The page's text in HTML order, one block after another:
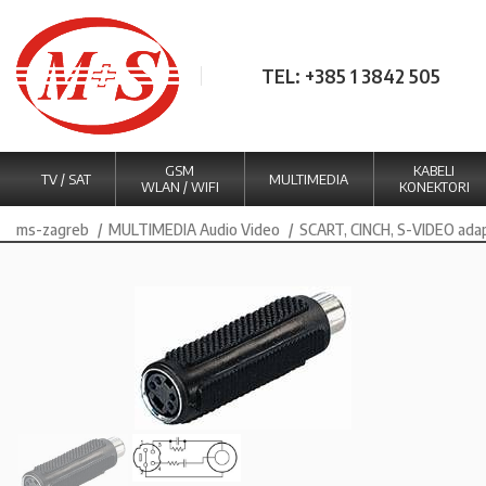
TEL: +385 1 3842 505
TV / SAT
GSM
WLAN / WIFI
MULTIMEDIA
KABELI
KONEKTORI
ms-zagreb MULTIMEDIA Audio Video SCART, CINCH, S-VIDEO